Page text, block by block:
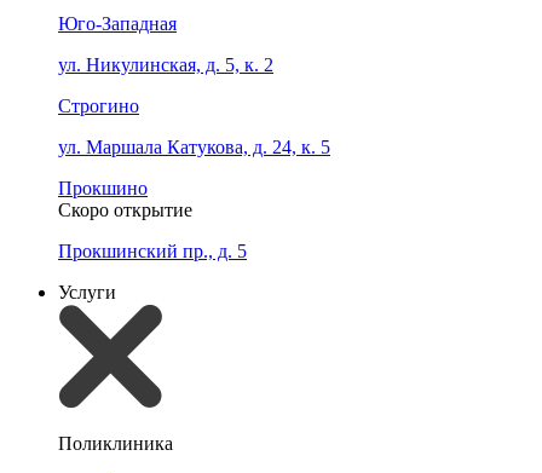
Юго-Западная
ул. Никулинская, д. 5, к. 2
Строгино
ул. Маршала Катукова, д. 24, к. 5
Прокшино
Скоро открытие
Прокшинский пр., д. 5
Услуги
Поликлиника